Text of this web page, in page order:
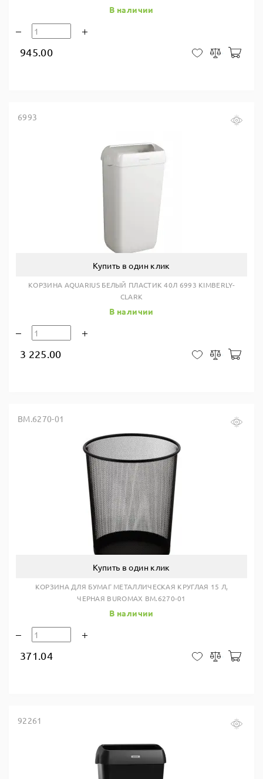
В наличии
945.00 В закладки
Сравнить
6993
Купить в один клик
КОРЗИНА AQUARIUS БЕЛЫЙ ПЛАСТИК 40Л 6993 KIMBERLY-
CLARK
В наличии
3 225.00 В закладки
Сравнить
BM.6270-01
Купить в один клик
КОРЗИНА ДЛЯ БУМАГ МЕТАЛЛИЧЕСКАЯ КРУГЛАЯ 15 Л,
ЧЕРНАЯ BUROMAX BM.6270-01
В наличии
371.04 В закладки
Сравнить
92261